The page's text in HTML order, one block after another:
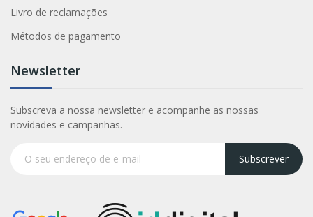
Livro de reclamações
Métodos de pagamento
Newsletter
Subscreva a nossa newsletter e acompanhe as nossas
novidades e campanhas.
Subscrever